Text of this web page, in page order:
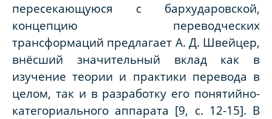
пересекающуюся с бархударовской,
концепцию переводческих
трансформаций предлагает А. Д. Швейцер,
внёсший значительный вклад как в
изучение теории и практики перевода в
целом, так и в разработку его понятийно-
категориального аппарата [9, с. 12-15]. В